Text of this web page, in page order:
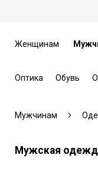
Женщинам
Оптика Обувь
Мужчинам
Мужская